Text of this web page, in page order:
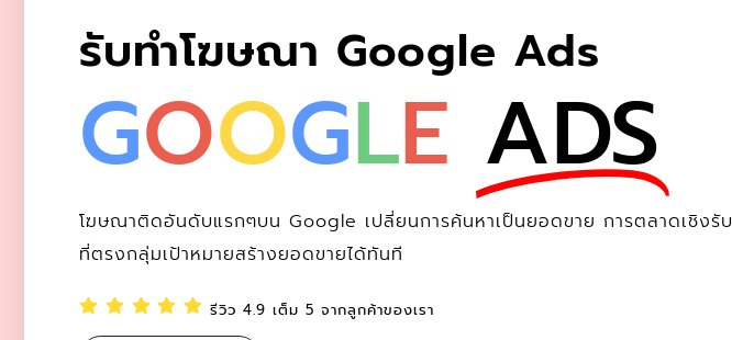
รับทำโฆษณา Google Ads
GOOGLE ADS
โฆษณาติดอันดับแรกๆบน Google เปลี่ยนการค้นหาเป็นยอดขาย‎ การตลาดเชิงรับ
ที่ตรงกลุ่มเป้าหมายสร้างยอดขายได้ทันที
รีวิว 4.9 เต็ม 5 จากลูกค้าของเรา